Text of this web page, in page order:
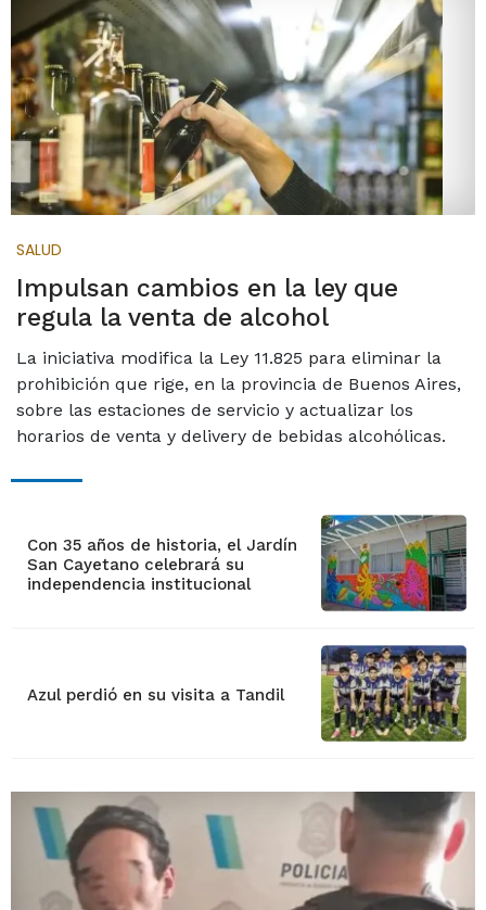
SALUD
Impulsan cambios en la ley que
regula la venta de alcohol
La iniciativa modifica la Ley 11.825 para eliminar la
prohibición que rige, en la provincia de Buenos Aires,
sobre las estaciones de servicio y actualizar los
horarios de venta y delivery de bebidas alcohólicas.
Con 35 años de historia, el Jardín
San Cayetano celebrará su
independencia institucional
Azul perdió en su visita a Tandil